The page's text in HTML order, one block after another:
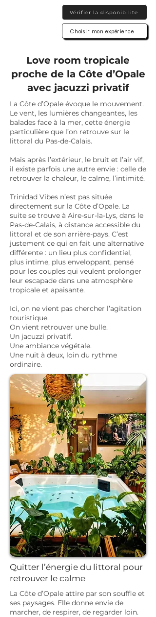
Vérifier la disponibilite
Choisir mon expérience
Love room tropicale
proche de la Côte d’Opale
avec jacuzzi privatif
La Côte d’Opale évoque le mouvement.
Le vent, les lumières changeantes, les
balades face à la mer, cette énergie
particulière que l’on retrouve sur le
littoral du Pas-de-Calais.
Mais après l’extérieur, le bruit et l’air vif,
il existe parfois une autre envie : celle de
retrouver la chaleur, le calme, l’intimité.
Trinidad Vibes n’est pas située
directement sur la Côte d’Opale. La
suite se trouve à Aire-sur-la-Lys, dans le
Pas-de-Calais, à distance accessible du
littoral et de son arrière-pays. C’est
justement ce qui en fait une alternative
différente : un lieu plus confidentiel,
plus intime, plus enveloppant, pensé
pour les couples qui veulent prolonger
leur escapade dans une atmosphère
tropicale et apaisante.
Ici, on ne vient pas chercher l’agitation
touristique.
On vient retrouver une bulle.
Un jacuzzi privatif.
Une ambiance végétale.
Une nuit à deux, loin du rythme
ordinaire.
Quitter l’énergie du littoral pour
retrouver le calme
La Côte d’Opale attire par son souffle et
ses paysages. Elle donne envie de
marcher, de respirer, de regarder loin.